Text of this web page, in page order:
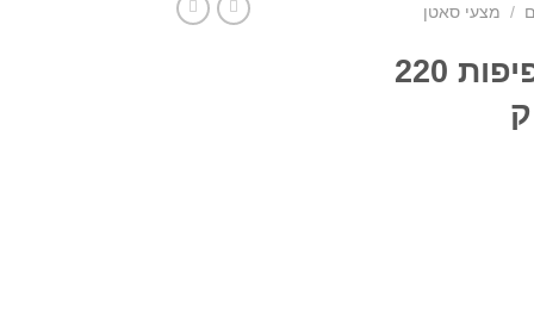
/ מצעי סאטן
סט מצעי סאטן צפיפות 220